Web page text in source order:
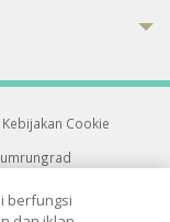
Kebijakan Cookie
Thailand.
berfungsi